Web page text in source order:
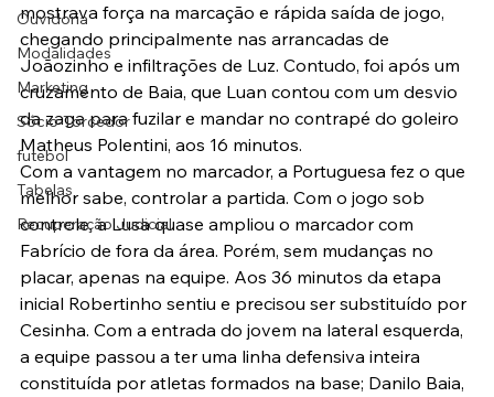
Ouvidoria
Modalidades
Marketing
Sócio-Torcedor
futebol
Tabelas
Recuperação Judicial
mostrava força na marcação e rápida saída de jogo,
chegando principalmente nas arrancadas de
Joãozinho e infiltrações de Luz. Contudo, foi após um
cruzamento de Baia, que Luan contou com um desvio
da zaga para fuzilar e mandar no contrapé do goleiro
Matheus Polentini, aos 16 minutos.
Com a vantagem no marcador, a Portuguesa fez o que
melhor sabe, controlar a partida. Com o jogo sob
controle, a Lusa quase ampliou o marcador com
Fabrício de fora da área. Porém, sem mudanças no
placar, apenas na equipe. Aos 36 minutos da etapa
inicial Robertinho sentiu e precisou ser substituído por
Cesinha. Com a entrada do jovem na lateral esquerda,
a equipe passou a ter uma linha defensiva inteira
constituída por atletas formados na base; Danilo Baia,